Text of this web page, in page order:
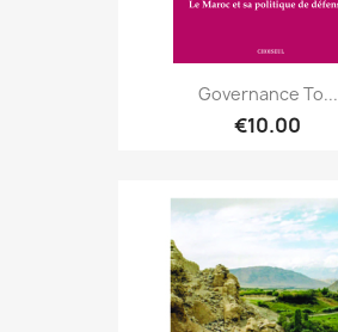
Governance To...
€10.00